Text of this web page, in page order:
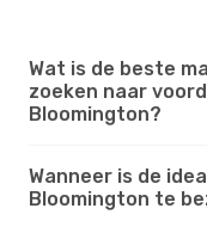
Wat is de beste
zoeken naar
Bloomington?
Wanneer is de
Bloomington te